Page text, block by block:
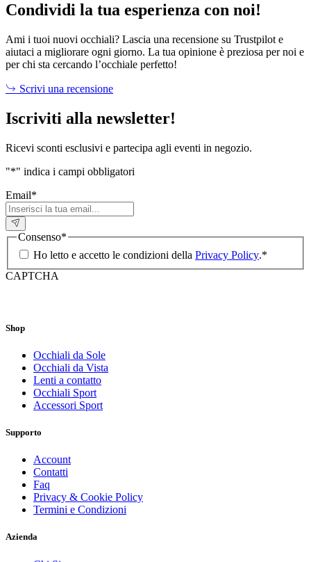
Condividi la tua esperienza con noi!
Ami i tuoi nuovi occhiali? Lascia una recensione su Trustpilot e
aiutaci a migliorare ogni giorno. La tua opinione è preziosa per noi e
per chi sta cercando l’occhiale perfetto!
Scrivi una recensione
Iscriviti alla newsletter!
Ricevi sconti esclusivi e partecipa agli eventi in negozio.
"*" indica i campi obbligatori
Email*
Consenso*
Ho letto e accetto le condizioni della Privacy Policy.*
CAPTCHA
Shop
Occhiali da Sole
Occhiali da Vista
Lenti a contatto
Occhiali Sport
Accessori Sport
Supporto
Account
Contatti
Faq
Privacy & Cookie Policy
Termini e Condizioni
Azienda